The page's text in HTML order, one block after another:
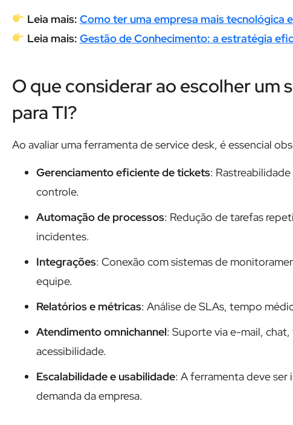
Leia mais: Como ter uma empresa mais tecnológica
Leia mais: Gestão de Conhecimento: a estratégia
O que considerar ao escolher um
para TI?
Ao avaliar uma ferramenta de service desk, é essencial
Gerenciamento eficiente de tickets:
controle.
Automação de processos: Redução de tarefas
incidentes.
Integrações: Conexão com sistemas de
equipe.
Relatórios e métricas: Análise de SLAs, tempo
Atendimento omnichannel: Suporte via e-mail,
acessibilidade.
Escalabilidade e usabilidade: A ferramenta deve ser
demanda da empresa.